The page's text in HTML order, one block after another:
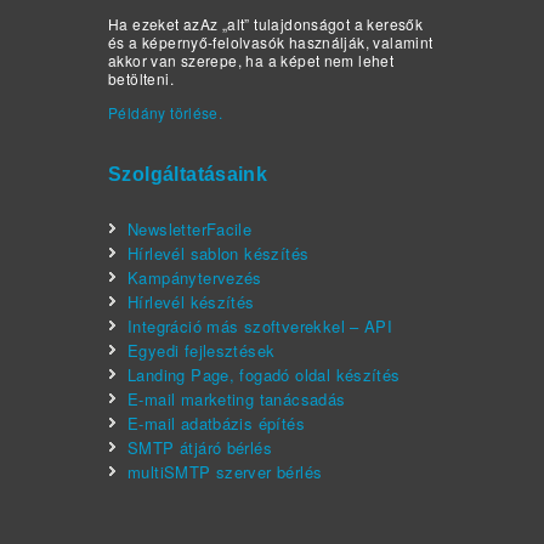
Ha ezeket azAz „alt” tulajdonságot a keresők
és a képernyő-felolvasók használják, valamint
akkor van szerepe, ha a képet nem lehet
betölteni.
Példány törlése.
Szolgáltatásaink
NewsletterFacile
Hírlevél sablon készítés
Kampánytervezés
Hírlevél készítés
Integráció más szoftverekkel – API
Egyedi fejlesztések
Landing Page, fogadó oldal készítés
E-mail marketing tanácsadás
E-mail adatbázis építés
SMTP átjáró bérlés
multiSMTP szerver bérlés